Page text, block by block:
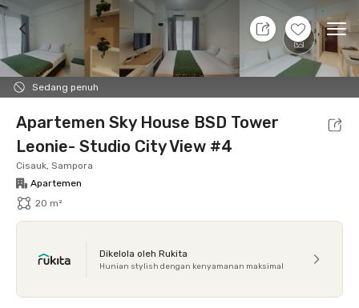
+10
Sedang penuh
9 Agt 26 - Belum tahu
Foto Fasilitas bersama Lokasi Aturan
Apartemen Sky House BSD Tower
Leonie- Studio City View #4
Cisauk, Sampora
Apartemen
20 m²
Dikelola oleh Rukita
Hunian stylish dengan kenyamanan maksimal